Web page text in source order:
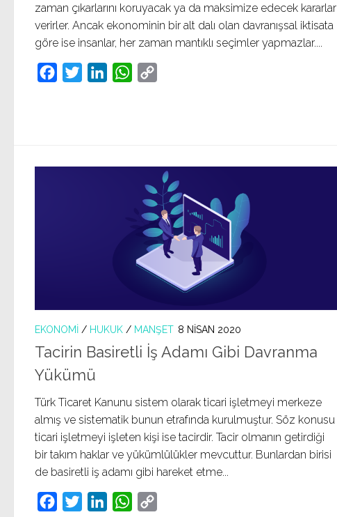
zaman çıkarlarını koruyacak ya da maksimize edecek kararlar
verirler. Ancak ekonominin bir alt dalı olan davranışsal iktisata
göre ise insanlar, her zaman mantıklı seçimler yapmazlar....
Facebook
Twitter LinkedInWhatsApp
EKONOMI / HUKUK / MANŞET 8 NISAN 2020
Tacirin Basiretli İş Adamı Gibi Davranma
Yükümü
Türk Ticaret Kanunu sistem olarak ticari işletmeyi merkeze
almış ve sistematik bunun etrafında kurulmuştur. Söz konusu
ticari işletmeyi işleten kişi ise tacirdir. Tacir olmanın getirdiği
bir takım haklar ve yükümlülükler mevcuttur. Bunlardan birisi
de basiretli iş adamı gibi hareket etme...
Facebook
Twitter LinkedInWhatsApp